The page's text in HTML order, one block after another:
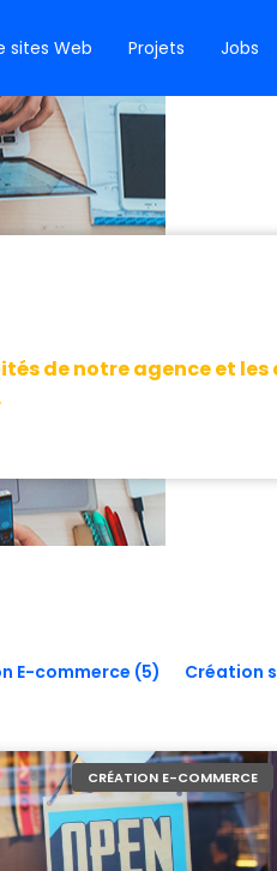
sites Web Projets Jobs
de notre agence et
E-commerce (5) Création
CRÉATION E-COMMERCE